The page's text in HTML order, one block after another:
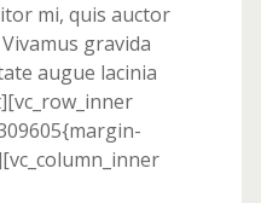
mi, quis auctor
gravida
augue lacinia